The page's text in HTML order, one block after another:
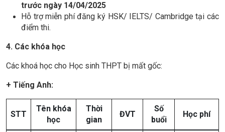
trước ngày 14/04/2025
Hỗ trợ miễn phí đăng ký HSK/ IELTS/ Cambridge tại các
điểm thi.
4. Các khóa học
Các khoá học cho Học sinh THPT bị mất gốc:
+ Tiếng Anh:
STT
Tên khóa
học
Thời
gian
ĐVT
Số
buổi
Học phí